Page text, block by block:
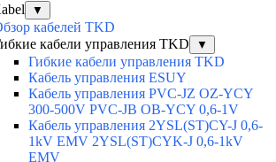
▼
кабелей TKD
кабели управления TKD
▼
Гибкие кабели управления TKD
Кабель управления ESUY
Кабель управления PVC-JZ OZ-YCY
300-500V PVC-JB OB-YCY 0,6-1V
Кабель управления 2YSL(ST)CY-J 0,6-
1kV EMV 2YSL(ST)CYK-J 0,6-1kV
EMV